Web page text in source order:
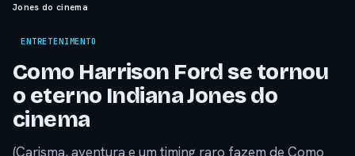
Jones do cinema
ENTRETENIMENTO
Como Harrison Ford se tornou
o eterno Indiana Jones do
cinema
(Carisma, aventura e um timing raro fazem de Como